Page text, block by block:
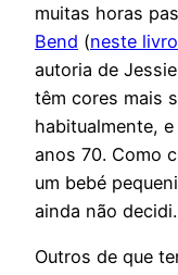
muitas horas
Bend (neste livro
autoria de
têm cores mais
habitualmente,
anos 70. Como
um bebé
ainda não decidi.
Outros de que